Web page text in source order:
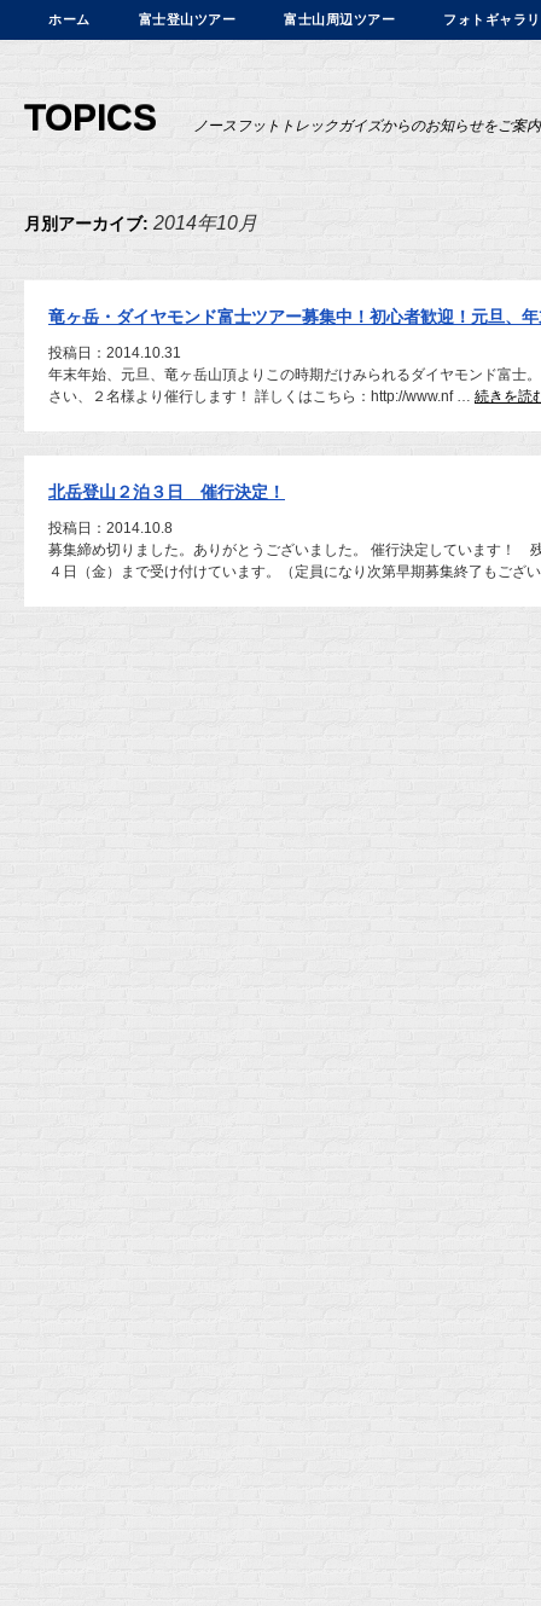
ホーム 富士登山ツアー 富士山周辺ツアー フォトギャラ
TOPICS ノースフットトレックガイズからのお知らせをご案
月別アーカイブ: 2014年10月
竜ヶ岳・ダイヤモンド富士ツアー募集中！初心者歓迎！元旦、
投稿日：2014.10.31
年末年始、元旦、竜ヶ岳山頂よりこの時期だけみられるダイヤモンド富士
さい、２名様より催行します！ 詳しくはこちら：http://www.nf … 続きを読
北岳登山２泊３日 催行決定！
投稿日：2014.10.8
募集締め切りました。ありがとうございました。 催行決定しています！
４日（金）まで受け付けています。（定員になり次第早期募集終了もござ